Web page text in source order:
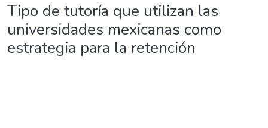
Tipo de tutoría que utilizan las
universidades mexicanas como
estrategia para la retención